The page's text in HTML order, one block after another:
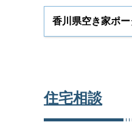
香川県空き家ポー
住宅相談